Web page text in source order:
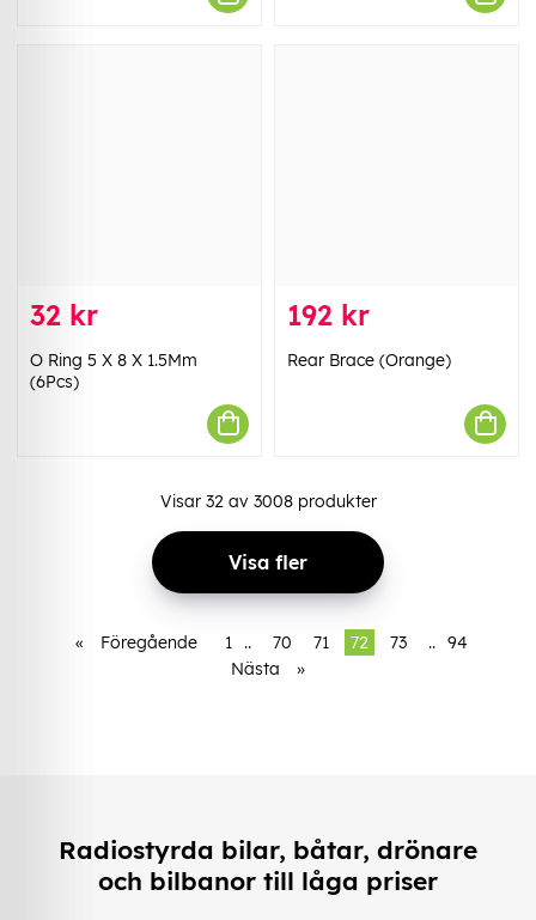
32 kr
O Ring 5 X 8 X 1.5Mm
(6Pcs)
192 kr
Rear Brace (Orange)
Visar 32av 3008produkter
Visa fler
« Föregående 1 .. 70 71 72 73 .. 94
Nästa
»
Radiostyrda bilar, båtar, drönare
och bilbanor till låga priser